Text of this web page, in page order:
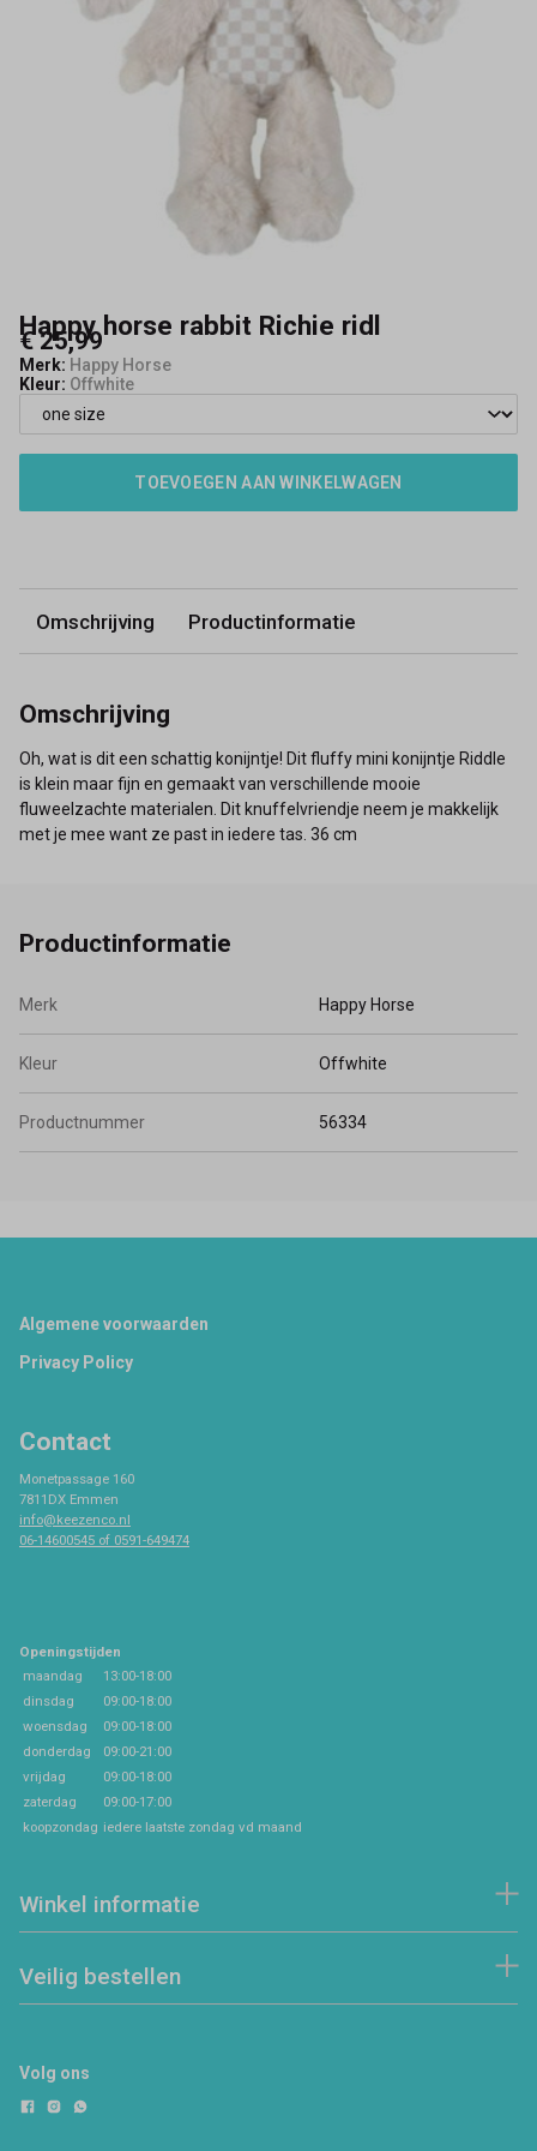
Happy horse rabbit Richie ridl
€ 25,99
Merk: Happy Horse
Kleur: Offwhite
TOEVOEGEN AAN WINKELWAGEN
Omschrijving Productinformatie
Omschrijving
Oh, wat is dit een schattig konijntje! Dit fluffy mini konijntje Riddle
is klein maar fijn en gemaakt van verschillende mooie
fluweelzachte materialen. Dit knuffelvriendje neem je makkelijk
met je mee want ze past in iedere tas. 36 cm
Productinformatie
Merk Happy Horse
Kleur Offwhite
Productnummer 56334
Footer
Algemene voorwaarden
Privacy Policy
Contact
Monetpassage 160
7811DX Emmen
info@keezenco.nl
06-14600545 of 0591-649474
Openingstijden
maandag
13:00-18:00
dinsdag
09:00-18:00
woensdag
09:00-18:00
donderdag
09:00-21:00
vrijdag
09:00-18:00
zaterdag
09:00-17:00
koopzondag iedere laatste zondag vd maand
Winkel informatie
Veilig bestellen
Volg ons